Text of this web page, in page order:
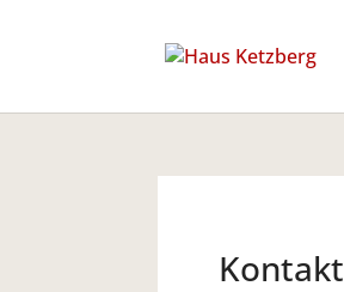
Kontakt